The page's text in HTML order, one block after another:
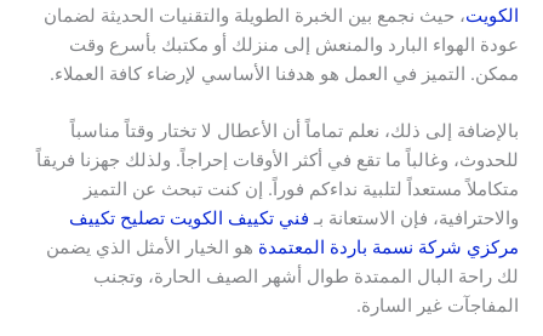
الكويت، حيث نجمع بين الخبرة الطويلة والتقنيات الحديثة لضمان
عودة الهواء البارد والمنعش إلى منزلك أو مكتبك بأسرع وقت
ممكن. التميز في العمل هو هدفنا الأساسي لإرضاء كافة العملاء.
بالإضافة إلى ذلك، نعلم تماماً أن الأعطال لا تختار وقتاً مناسباً
للحدوث، وغالباً ما تقع في أكثر الأوقات إحراجاً. ولذلك جهزنا فريقاً
متكاملاً مستعداً لتلبية نداءكم فوراً. إن كنت تبحث عن التميز
والاحترافية، فإن الاستعانة بـ فني تكييف الكويت تصليح تكييف
مركزي شركة نسمة باردة المعتمدة هو الخيار الأمثل الذي يضمن
لك راحة البال الممتدة طوال أشهر الصيف الحارة، وتجنب
المفاجآت غير السارة.